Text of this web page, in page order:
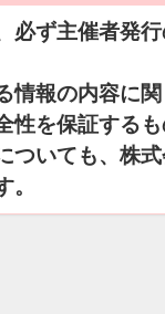
必ず主催者発
報の内容に
性を保証する
ついても、株